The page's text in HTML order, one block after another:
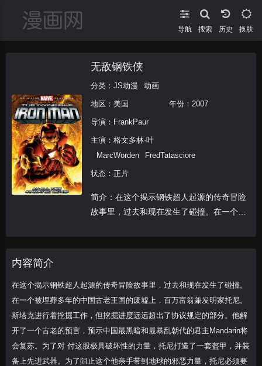
导航 搜索 换肤
无敌钢铁侠
分类： JS动漫 动画
地区： 美国 年份： 2007
导演： FrankPaur
主演： 格文多林·叶
MarcWorden
FredTatasciore
状态：正片
简介：在这个揭示钢铁超人起源的传奇冒险
故事里，过去和现在发生了碰撞。在一个被
内容简介
在这个揭示钢铁超人起源的传奇冒险故事里，过去和现在发生了碰撞。
在一个被埋葬多年的中国古老王国的废墟上，百万富翁兼发明家托尼。
斯塔克进行着挖掘工作，但挖掘进度远远超出了协议规定的部分。他解
开了一个古老的预言，预示中国最黑暗和最暴乱朝代的君主Mandarin将
会复苏。为了对 付这股极具破坏性的力量，托尼打造了一套盔甲，并装
备上先进武器。为了阻止这个他亲手带到地球的邪恶力量，托尼必须要